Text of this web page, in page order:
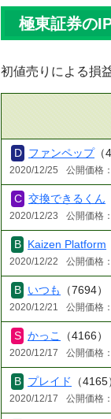
極東証券の
初値売りによる損
ファンペップ（
2020/12/25 公開価格
交換できるくん
2020/12/23 公開価格
Kaizen Platform
2020/12/22 公開価格
いつも （7694）
2020/12/21 公開価格
かっこ （4166）
2020/12/17 公開価格
プレイド （4165
2020/12/17 公開価格